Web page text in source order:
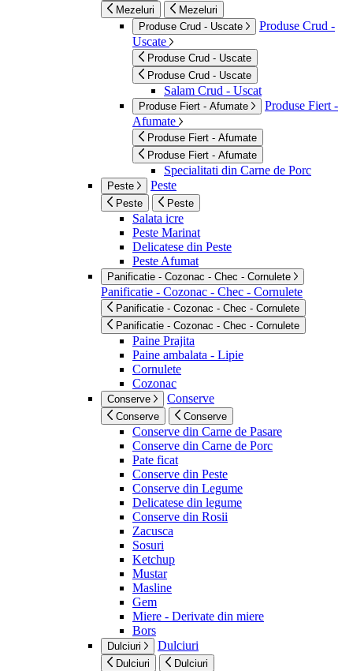
Mezeluri
Mezeluri
Produse Crud - Uscate
Produse Crud -
Uscate
Produse Crud - Uscate
Produse Crud - Uscate
Salam Crud - Uscat
Produse Fiert - Afumate
Produse Fiert -
Afumate
Produse Fiert - Afumate
Produse Fiert - Afumate
Specialitati din Carne de Porc
Peste Peste
Peste Peste
Salata icre
Peste Marinat
Delicatese din Peste
Peste Afumat
Panificatie - Cozonac - Chec - Cornulete
Panificatie - Cozonac - Chec - Cornulete
Panificatie - Cozonac - Chec - Cornulete
Panificatie - Cozonac - Chec - Cornulete
Paine Prajita
Paine ambalata - Lipie
Cornulete
Cozonac
Conserve Conserve
Conserve Conserve
Conserve din Carne de Pasare
Conserve din Carne de Porc
Pate ficat
Conserve din Peste
Conserve din Legume
Delicatese din legume
Conserve din Rosii
Zacusca
Sosuri
Ketchup
Mustar
Masline
Gem
Miere - Derivate din miere
Bors
Dulciuri Dulciuri
Dulciuri Dulciuri